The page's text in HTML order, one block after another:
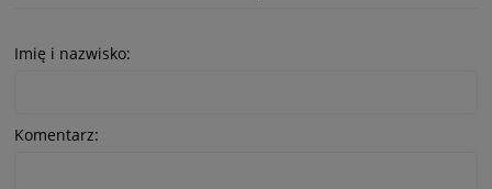
Imię i nazwisko:
Komentarz: